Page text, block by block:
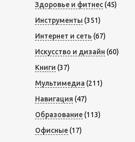
Здоровье и фитнес(45)
Инструменты (351)
Интернет и сеть (67)
Искусство и дизайн (60)
Книги (37)
Мультимедиа (211)
Навигация (47)
Образование(113)
Офисные(17)